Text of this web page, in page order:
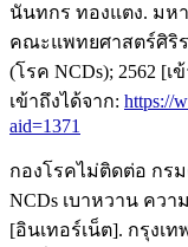
นันทกร ทองแตง. มห
คณะแพทยศาสตร์ศิริร
(โรค NCDs); 2562 [
เข้าถึงได้จาก: https://
aid=1371
กองโรคไม่ติดต่อ กร
NCDs เบาหวาน ควา
[อินเทอร์เน็ต]. กรุงเ